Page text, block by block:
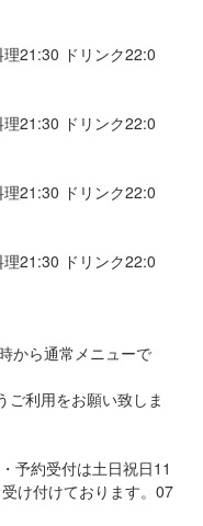
21:30 ドリンク22:0
21:30 ドリンク22:0
21:30 ドリンク22:0
21:30 ドリンク22:0
から通常メニューで
利用をお願い致しま
予約受付は土日祝日11
け付けております。07
ジ
は必要ありません。
ことに生き甲斐を感じ
たが成長できる余地が
は必要ありません。
ことに生き甲斐を感じ
たが成長できる余地が
文字町451 1F
文字町451 1F